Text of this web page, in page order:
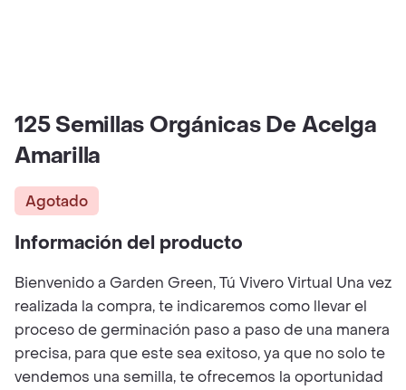
125 Semillas Orgánicas De Acelga
Amarilla
Agotado
Información del producto
Bienvenido a Garden Green, Tú Vivero Virtual Una vez
realizada la compra, te indicaremos como llevar el
proceso de germinación paso a paso de una manera
precisa, para que este sea exitoso, ya que no solo te
vendemos una semilla, te ofrecemos la oportunidad